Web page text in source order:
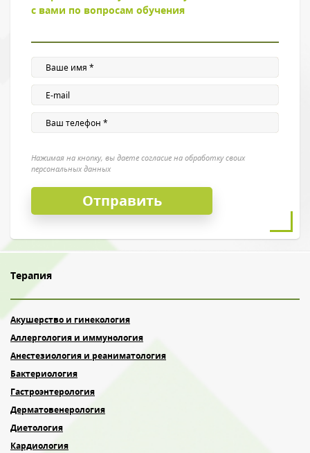
с вами по вопросам обучения
Нажимая на кнопку, вы даете согласие на обработку своих
персональных данных
Терапия
Акушерство и гинекология
Аллергология и иммунология
Анестезиология и реаниматология
Бактериология
Гастроэнтерология
Дерматовенерология
Диетология
Кардиология
Введите символы с картинки*